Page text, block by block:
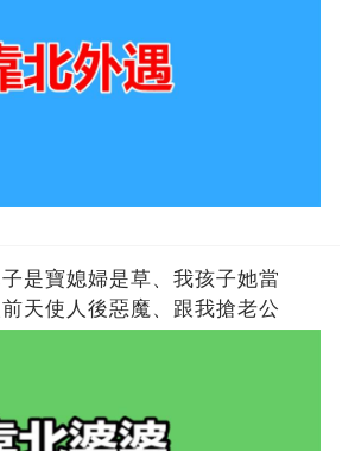
是寶媳婦是草​​、我孩子她當
天使人後惡魔​​、跟我搶老公